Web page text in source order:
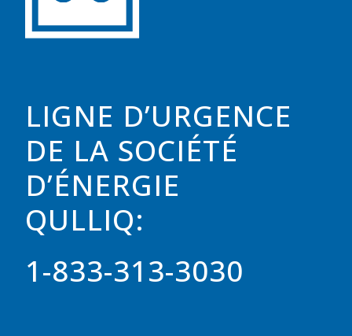
LIGNE D’URGENCE
DE LA SOCIÉTÉ
D’ÉNERGIE
QULLIQ:
1-833-313-3030